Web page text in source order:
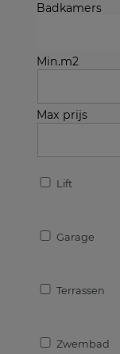
Badkamers
Min.m2
Max prijs
Lift
Garage
Terrassen
Zwembad